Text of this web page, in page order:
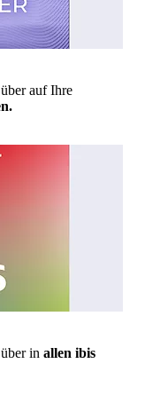
über auf Ihre
über in allen ibis